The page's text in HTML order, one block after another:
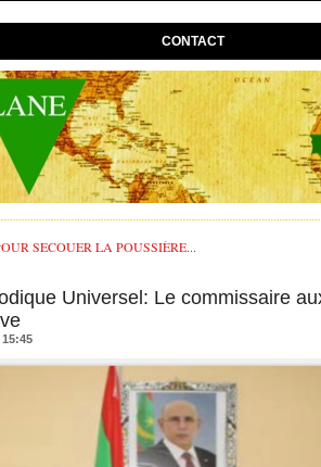
CONTACT
SECOUER LA POUSSIÈRE...
Universel: Le commissaire